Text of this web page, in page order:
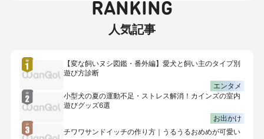
RANKING
人気記事
【変な飼いヌシ図鑑・番外編】愛犬と飼い主のタイプ別
遊び方診断
エンタメ
小型犬の夏の運動不足・ストレス解消！カインズの室内
遊びグッズ6選
お出かけ
チワワサンドイッチの作り方｜うるうるおめめが可愛い